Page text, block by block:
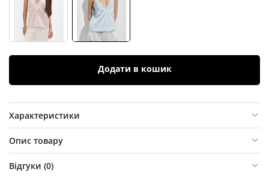
Додати в кошик
Характеристики
Опис товару
Відгуки (0)